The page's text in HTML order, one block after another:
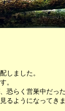
しました。
。
恐らく営巣中だった
るようになってきま